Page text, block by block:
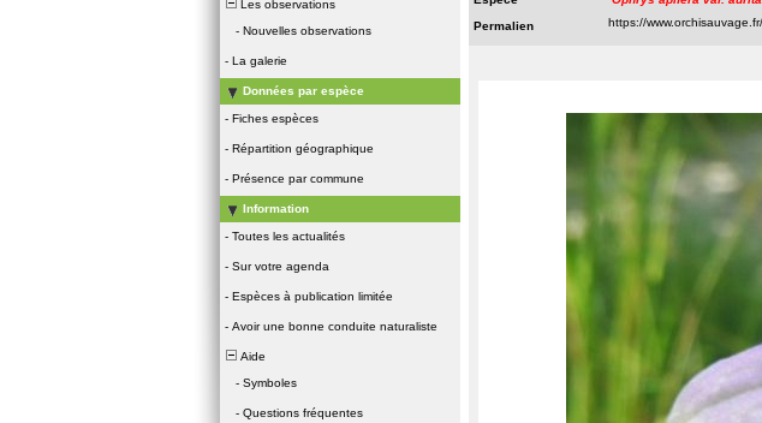
Les observations
- Nouvelles observations
- La galerie
Données par espèce
- Fiches espèces
- Répartition géographique
- Présence par commune
Information
- Toutes les actualités
- Sur votre agenda
- Espèces à publication limitée
- Avoir une bonne conduite naturaliste
Aide
- Symboles
- Questions fréquentes
Permalien